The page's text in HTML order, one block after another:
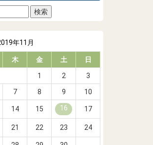
年11月
木 金 土 日
1 2 3
7 8 9 10
14 15 16 17
21 22 23 24